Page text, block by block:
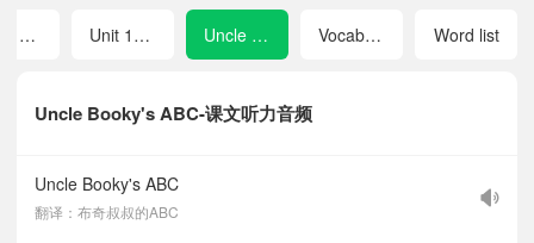
Uncle Booky's ABC-课文听力音频
Uncle Booky's ABC
翻译：布奇叔叔的ABC
Unit 11 I'm not well Unit 12 Review Uncle Booky's ABC Vocabulary Word list